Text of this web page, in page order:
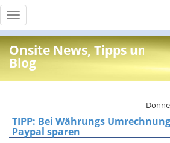
Toggle
navigation
Onsite News, Tipps und
Blog
TIPP: Bei Währungs
Paypal sparen